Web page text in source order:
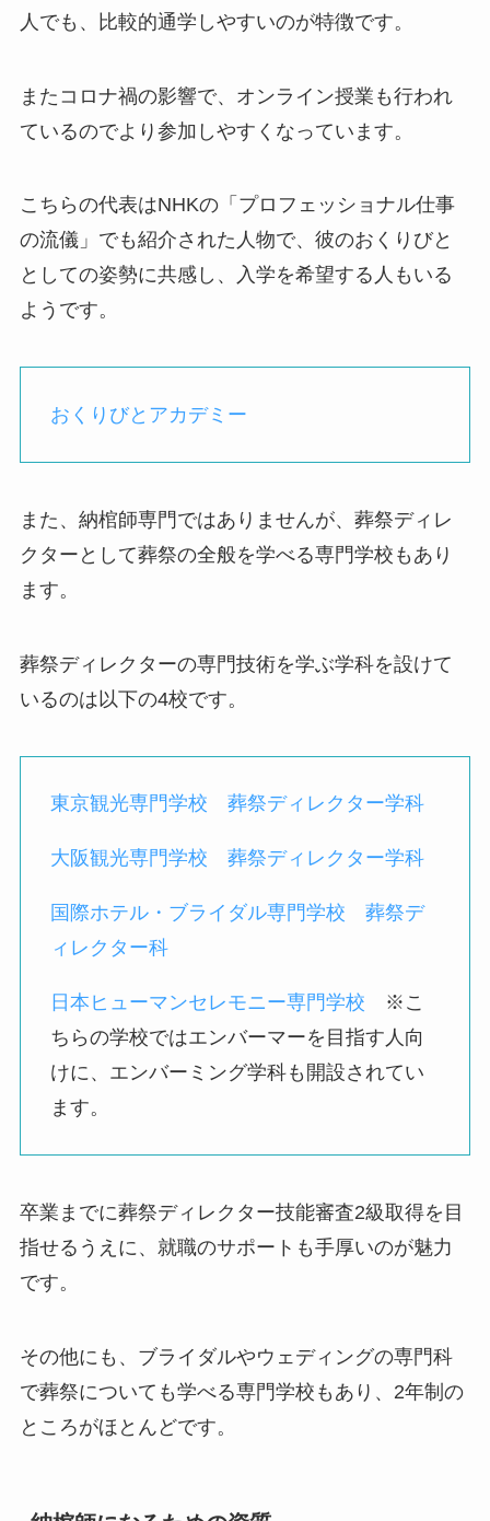
人でも、比較的通学しやすいのが特徴です。
またコロナ禍の影響で、オンライン授業も行われ
ているのでより参加しやすくなっています。
こちらの代表はNHKの「プロフェッショナル仕事
の流儀」でも紹介された人物で、彼のおくりびと
としての姿勢に共感し、入学を希望する人もいる
ようです。
おくりびとアカデミー
また、納棺師専門ではありませんが、葬祭ディレ
クターとして葬祭の全般を学べる専門学校もあり
ます。
葬祭ディレクターの専門技術を学ぶ学科を設けて
いるのは以下の4校です。
東京観光専門学校 葬祭ディレクター学科
大阪観光専門学校 葬祭ディレクター学科
国際ホテル・ブライダル専門学校 葬祭デ
ィレクター科
日本ヒューマンセレモニー専門学校 ※こ
ちらの学校ではエンバーマーを目指す人向
けに、エンバーミング学科も開設されてい
ます。
卒業までに葬祭ディレクター技能審査2級取得を目
指せるうえに、就職のサポートも手厚いのが魅力
です。
その他にも、ブライダルやウェディングの専門科
で葬祭についても学べる専門学校もあり、2年制の
ところがほとんどです。